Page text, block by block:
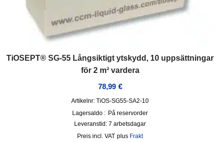
TiOSEPT® SG-55 Långsiktigt ytskydd, 10 uppsättningar
för 2 m² vardera
78,99 €
Artikelnr: TiOS-SG55-SA2-10
Lagersaldo : På reservorder
Leveranstid: 7 arbetsdagar
incl. VAT plus Frakt